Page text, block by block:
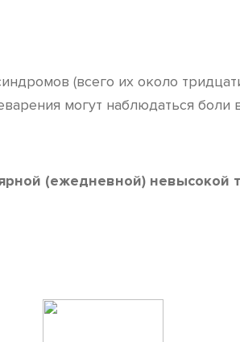
(всего их около
могут наблюдаться
(ежедневной) невысокой